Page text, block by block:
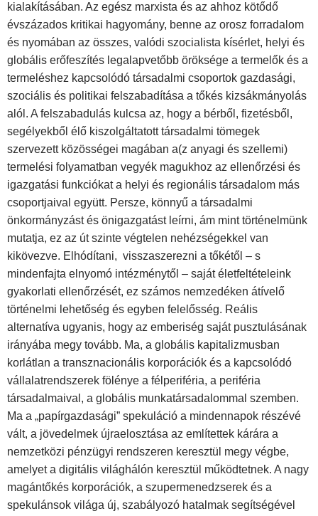
kialakításában. Az egész marxista és az ahhoz kötődő
évszázados kritikai hagyomány, benne az orosz forradalom
és nyomában az összes, valódi szocialista kísérlet, helyi és
globális erőfeszítés legalapvetőbb öröksége a termelők és a
termeléshez kapcsolódó társadalmi csoportok gazdasági,
szociális és politikai felszabadítása a tőkés kizsákmányolás
alól. A felszabadulás kulcsa az, hogy a bérből, fizetésből,
segélyekből élő kiszolgáltatott társadalmi tömegek
szervezett közösségei magában a(z anyagi és szellemi)
termelési folyamatban vegyék magukhoz az ellenőrzési és
igazgatási funkciókat a helyi és regionális társadalom más
csoportjaival együtt. Persze, könnyű a társadalmi
önkormányzást és önigazgatást leírni, ám mint történelmünk
mutatja, ez az út szinte végtelen nehézségekkel van
kikövezve. Elhódítani, visszaszerezni a tőkétől – s
mindenfajta elnyomó intézménytől – saját életfeltételeink
gyakorlati ellenőrzését, ez számos nemzedéken átívelő
történelmi lehetőség és egyben felelősség. Reális
alternatíva ugyanis, hogy az emberiség saját pusztulásának
irányába megy tovább. Ma, a globális kapitalizmusban
korlátlan a transznacionális korporációk és a kapcsolódó
vállalatrendszerek fölénye a félperiféria, a periféria
társadalmaival, a globális munkatársadalommal szemben.
Ma a „papírgazdasági” spekuláció a mindennapok részévé
vált, a jövedelmek újraelosztása az említettek kárára a
nemzetközi pénzügyi rendszeren keresztül megy végbe,
amelyet a digitális világhálón keresztül működtetnek. A nagy
magántőkés korporációk, a szupermenedzserek és a
spekulánsok világa új, szabályozó hatalmak segítségével